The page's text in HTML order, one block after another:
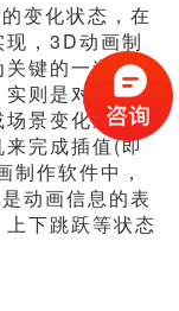
变化状态，在
，3D动画制
键的一道程
则是对场景及
景变化最大的
来完成插值(即
制作软件中，
动画信息的表
下跳跃等状态